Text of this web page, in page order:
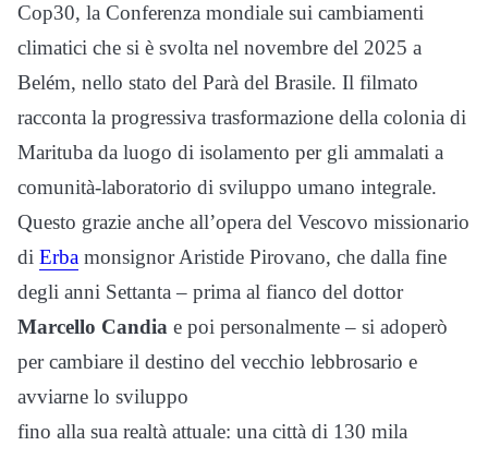
Cop30, la Conferenza mondiale sui cambiamenti
climatici che si è svolta nel novembre del 2025 a
Belém, nello stato del Parà del Brasile. Il filmato
racconta la progressiva trasformazione della colonia di
Marituba da luogo di isolamento per gli ammalati a
comunità-laboratorio di sviluppo umano integrale.
Questo grazie anche all’opera del Vescovo missionario
di Erba monsignor Aristide Pirovano, che dalla fine
degli anni Settanta – prima al fianco del dottor
Marcello Candia e poi personalmente – si adoperò
per cambiare il destino del vecchio lebbrosario e
avviarne lo sviluppo
fino alla sua realtà attuale: una città di 130 mila